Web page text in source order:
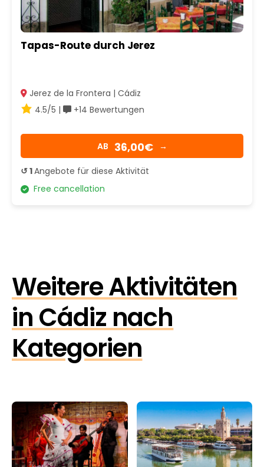
Tapas-Route durch Jerez
Jerez de la Frontera | Cádiz
4.5/5 |
+14 Bewertungen
AB 36,00€ →
↺ 1Angebote für diese Aktivität
Free cancellation
Weitere Aktivitäten
in Cádiz nach
Kategorien